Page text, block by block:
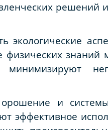
решений
знаний
и
эффективное